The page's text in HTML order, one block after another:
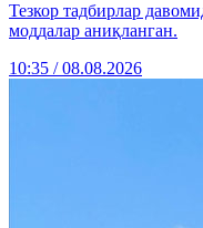
Тезкор тадбирлар
моддалар аниқланган.
10:35 / 08.08.2026